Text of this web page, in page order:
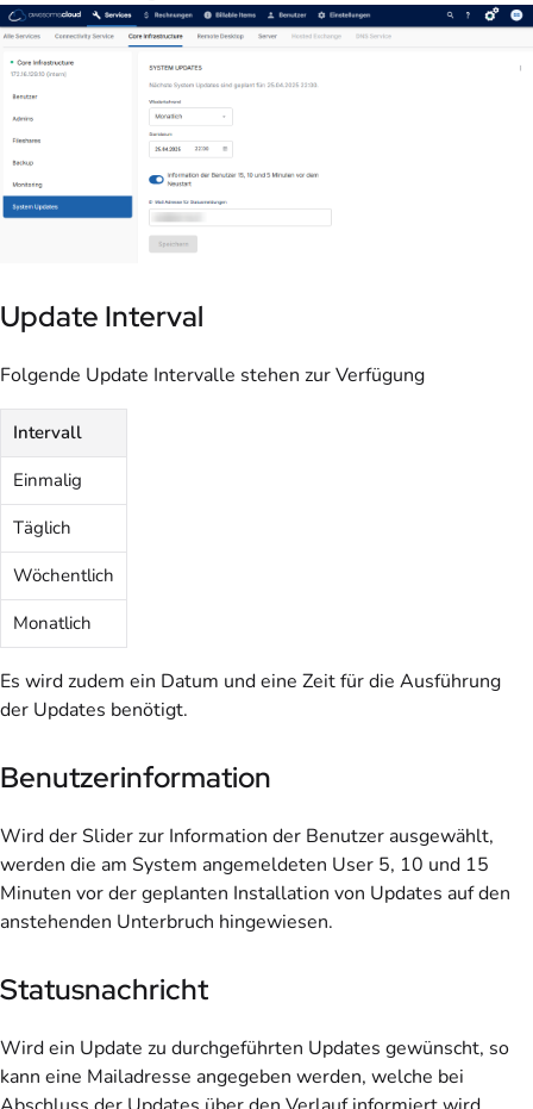
Update Interval
Folgende Update Intervalle stehen zur Verfügung
Intervall
Einmalig
Täglich
Wöchentlich
Monatlich
Es wird zudem ein Datum und eine Zeit für die Ausführung
der Updates benötigt.
Benutzerinformation
Wird der Slider zur Information der Benutzer ausgewählt,
werden die am System angemeldeten User 5, 10 und 15
Minuten vor der geplanten Installation von Updates auf den
anstehenden Unterbruch hingewiesen.
Statusnachricht
Wird ein Update zu durchgeführten Updates gewünscht, so
kann eine Mailadresse angegeben werden, welche bei